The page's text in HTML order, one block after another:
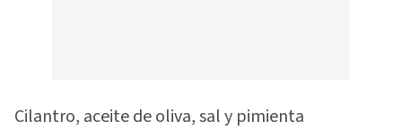
Cilantro, aceite de oliva, sal y pimienta